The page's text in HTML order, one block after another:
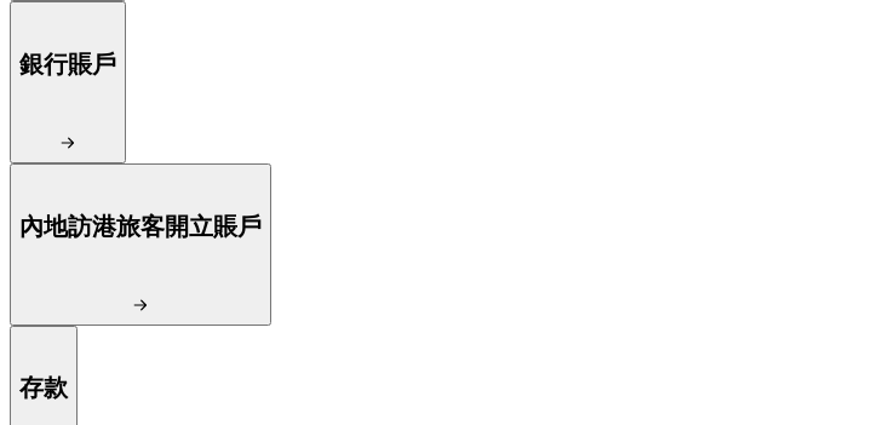
銀行賬戶
內地訪港旅客開立賬戶
存款